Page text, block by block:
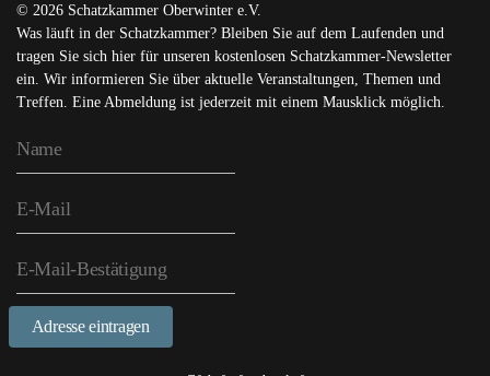
© 2026 Schatzkammer Oberwinter e.V.
Was läuft in der Schatzkammer? Bleiben Sie auf dem Laufenden und
tragen Sie sich hier für unseren kostenlosen Schatzkammer-Newsletter
ein. Wir informieren Sie über aktuelle Veranstaltungen, Themen und
Treffen. Eine Abmeldung ist jederzeit mit einem Mausklick möglich.
Adresse eintragen